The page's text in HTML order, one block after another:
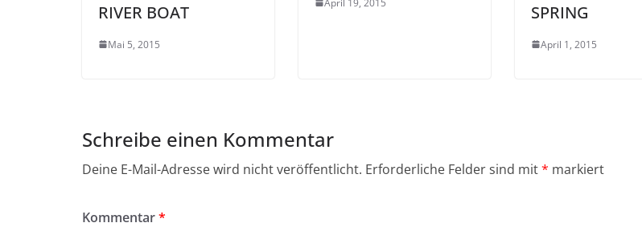
RIVER BOAT
Mai 5, 2015
SPRING
April 1, 2015
Schreibe einen Kommentar
Deine E-Mail-Adresse wird nicht veröffentlicht. Erforderliche Felder sind mit* markiert
Kommentar*